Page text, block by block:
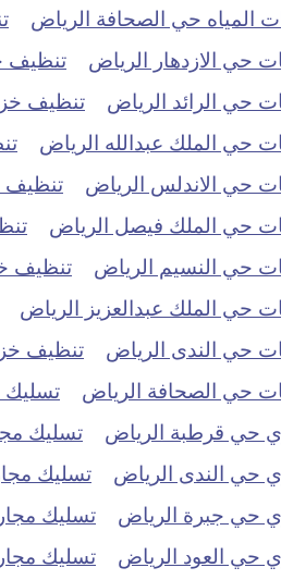
حي الصحافة الرياض
حي الازدهار الرياض
تنظيف
حي الرائد الرياض
تنظيف
حي الملك عبدالله الرياض
حي الاندلس الرياض
تنظيف
حي الملك فيصل الرياض
حي النسيم الرياض
تنظيف
حي الملك عبدالعزيز الرياض
حي الندى الرياض
تنظيف
حي الصحافة الرياض
حي قرطبة الرياض
تسليك
حي الندى الرياض
تسليك
حي جبرة الرياض
تسليك
حي العود الرياض
تسليك